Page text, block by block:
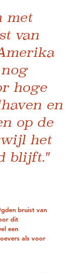
met
van
hoge
en
op de
het
blijft."
bruist van
dit
een
als voor